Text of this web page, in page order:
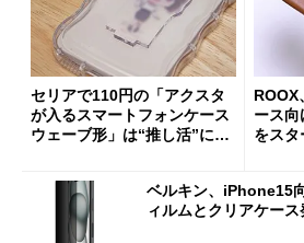
セリアで110円の「アクスタ
が入るスマートフォンケース
ウェーブ形」は“推し活”にピ
ROOX
ース向
をスタ
ベルキン、iPhone15
ィルムとクリアケース